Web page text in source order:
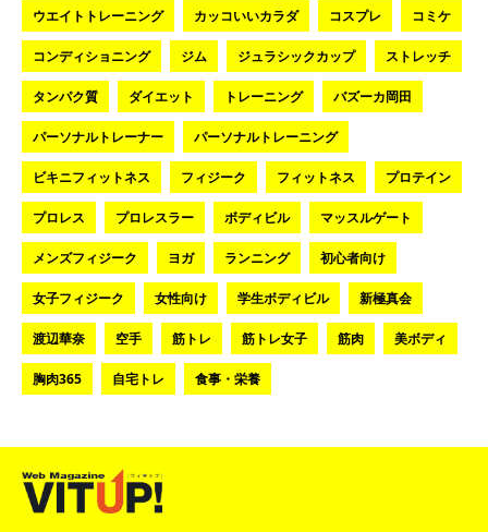
ウエイトトレーニング カッコいいカラダ コスプレ コミケ
コンディショニング ジム ジュラシックカップ ストレッチ
タンパク質 ダイエット トレーニング バズーカ岡田
パーソナルトレーナー パーソナルトレーニング
ビキニフィットネス フィジーク フィットネス プロテイン
プロレス プロレスラー ボディビル マッスルゲート
メンズフィジーク ヨガ ランニング 初心者向け
女子フィジーク 女性向け 学生ボディビル 新極真会
渡辺華奈 空手 筋トレ 筋トレ女子 筋肉 美ボディ
胸肉365 自宅トレ 食事・栄養